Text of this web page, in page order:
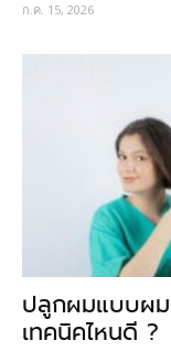
ก.ค. 15, 2026
ปลูกผมแบบผม
เทคนิคไหนดี ?